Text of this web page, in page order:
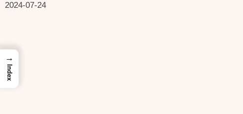
2024-07-24
→
Index